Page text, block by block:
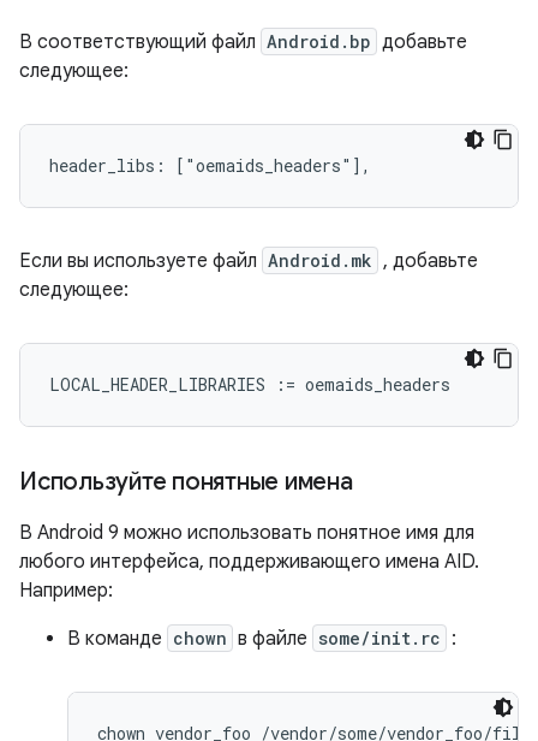
В соответствующий файл Android.bp добавьте
следующее:
header_libs: ["oemaids_headers"],
Если вы используете файл Android.mk , добавьте
следующее:
LOCAL_HEADER_LIBRARIES := oemaids_headers
Используйте понятные имена
В Android 9 можно использовать понятное имя для
любого интерфейса, поддерживающего имена AID.
Например:
В команде chown в файле some/init.rc :